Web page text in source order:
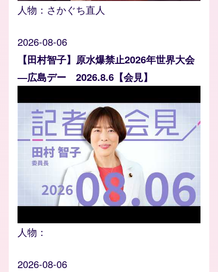
人物： さかぐち直人
2026-08-06
【田村智子】原水爆禁止2026年世界大会
―広島デー 2026.8.6【会見】
人物：
2026-08-06